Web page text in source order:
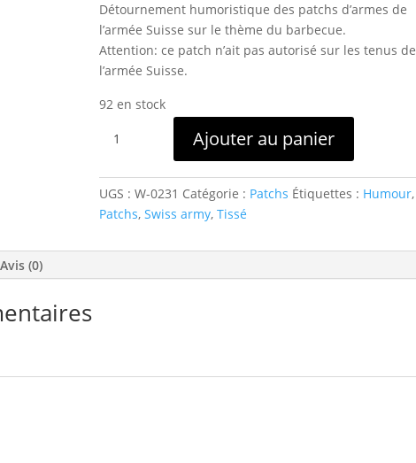
Détournement humoristique des patchs d’armes de
l’armée Suisse sur le thème du barbecue.
Attention: ce patch n’ait pas autorisé sur les tenus de
l’armée Suisse.
92 en stock
Insignes
Ajouter au panier
UGS : W-0231 Catégorie : Patchs Étiquettes : Humour,
Patchs, Swiss army, Tissé
Avis (0)